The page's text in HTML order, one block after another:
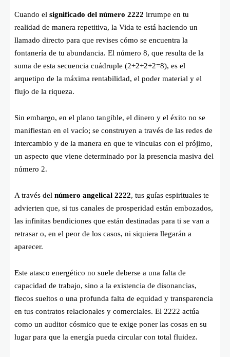
Cuando el significado del número 2222 irrumpe en tu
realidad de manera repetitiva, la Vida te está haciendo un
llamado directo para que revises cómo se encuentra la
fontanería de tu abundancia. El número 8, que resulta de la
suma de esta secuencia cuádruple (2+2+2+2=8), es el
arquetipo de la máxima rentabilidad, el poder material y el
flujo de la riqueza.
Sin embargo, en el plano tangible, el dinero y el éxito no se
manifiestan en el vacío; se construyen a través de las redes de
intercambio y de la manera en que te vinculas con el prójimo,
un aspecto que viene determinado por la presencia masiva del
número 2.
A través del número angelical 2222, tus guías espirituales te
advierten que, si tus canales de prosperidad están embozados,
las infinitas bendiciones que están destinadas para ti se van a
retrasar o, en el peor de los casos, ni siquiera llegarán a
aparecer.
Este atasco energético no suele deberse a una falta de
capacidad de trabajo, sino a la existencia de disonancias,
flecos sueltos o una profunda falta de equidad y transparencia
en tus contratos relacionales y comerciales. El 2222 actúa
como un auditor cósmico que te exige poner las cosas en su
lugar para que la energía pueda circular con total fluidez.